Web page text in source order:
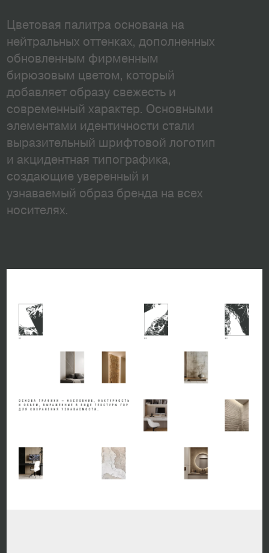
Цветовая палитра основана на
нейтральных оттенках, дополненных
обновленным фирменным
бирюзовым цветом, который
добавляет образу свежесть и
современный характер. Основными
элементами идентичности стали
выразительный шрифтовой логотип
и акцидентная типографика,
создающие уверенный и
узнаваемый образ бренда на всех
носителях.